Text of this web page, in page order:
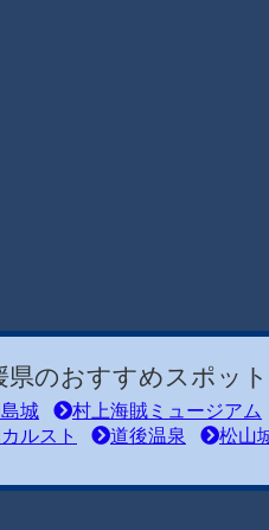
県のおすすめスポット
城 村上海賊ミュージアム
ルスト
道後温泉 松山